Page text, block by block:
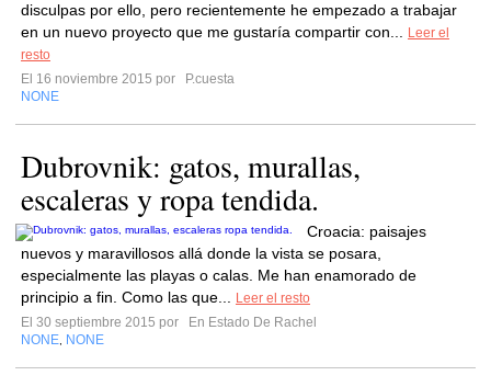
disculpas por ello, pero recientemente he empezado a trabajar
en un nuevo proyecto que me gustaría compartir con...
Leer el
resto
El 16 noviembre 2015 por
P.cuesta
NONE
Dubrovnik: gatos, murallas,
escaleras y ropa tendida.
Croacia: paisajes
nuevos y maravillosos allá donde la vista se posara,
especialmente las playas o calas. Me han enamorado de
principio a fin. Como las que...
Leer el resto
El 30 septiembre 2015 por
En Estado De Rachel
NONE NONE